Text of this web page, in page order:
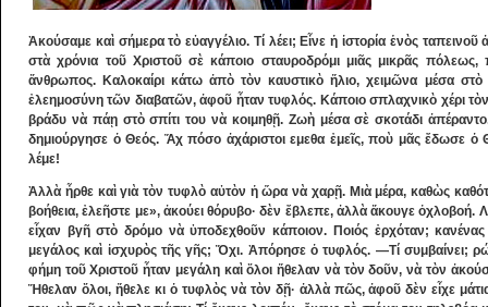
Ἀκούσαμε καὶ σήμερα τὸ εὐαγγέλιο. Τί λέει; Εἶνε ἡ ἱστορία ἑνὸς
στὰ χρόνια τοῦ Χριστοῦ σὲ κάποιο σταυροδρόμι μιᾶς μικρᾶς
ἄνθρωπος. Καλοκαίρι κάτω ἀπὸ τὸν καυστικὸ ἥλιο, χειμῶνα μέσα στὸ
ἐλεημοσύνη τῶν διαβατῶν, ἀφοῦ ἦταν τυφλός. Κάποιο σπλαχνικὸ χέρι
βράδυ νὰ πάῃ στὸ σπίτι του νὰ κοιμηθῇ. Ζωὴ μέσα σὲ σκοτάδι
δημιούργησε ὁ Θεός. Ἄχ πόσο ἀχάριστοι εμεθα ἐμεῖς, ποὺ μᾶς ἔδωσε ὁ
λέμε!
Ἀλλὰ ἦρθε καὶ γιὰ τὸν τυφλὸ αὐτὸν ἡ ὥρα νὰ χαρῇ. Μιὰ μέρα, καθὼς
βοήθεια, ἐλεῆστε με», ἀκούει θόρυβο· δὲν ἔβλεπε, ἀλλὰ ἄκουγε ὀχλοβοή.
εἶχαν βγῆ στὸ δρόμο νὰ ὑποδεχθοῦν κάποιον. Ποιός ἐρχόταν; κανένας
μεγάλος καὶ ἰσχυρὸς τῆς γῆς; Ὄχι. Ἀπόρησε ὁ τυφλός. ―Τί συμβαίνει;
φήμη τοῦ Χριστοῦ ἦταν μεγάλη καὶ ὅλοι ἤθελαν νὰ τὸν δοῦν, νὰ τὸν
Ἤθελαν ὅλοι, ἤθελε κι ὁ τυφλὸς νὰ τὸν δῇ· ἀλλὰ πῶς, ἀφοῦ δὲν εἶχε